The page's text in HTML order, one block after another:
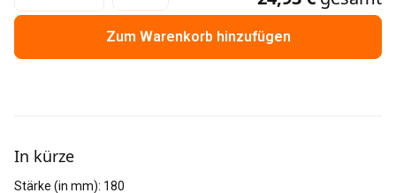
Zum Warenkorb hinzufügen
In kürze
Stärke (in mm): 180